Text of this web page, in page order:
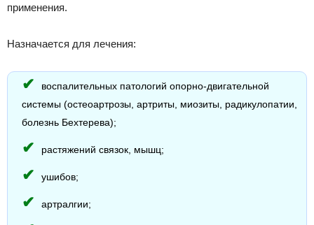
применения.
Назначается для лечения:
воспалительных патологий опорно-двигательной
системы (остеоартрозы, артриты, миозиты, радикулопатии,
болезнь Бехтерева);
растяжений связок, мышц;
ушибов;
артралгии;